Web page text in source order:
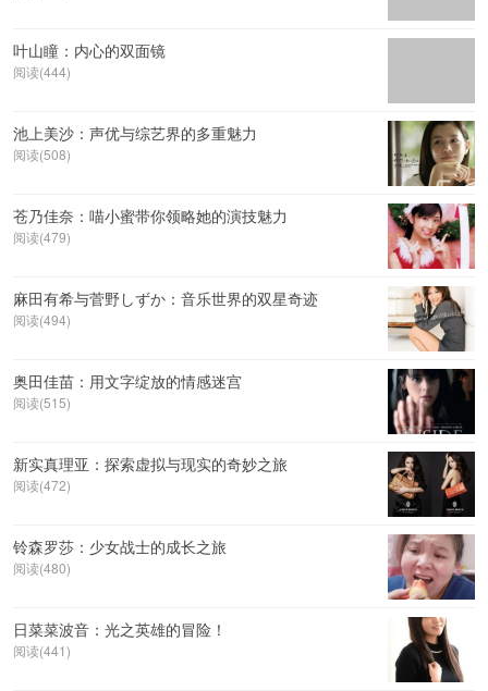
叶山瞳：内心的双面镜
阅读(444)
池上美沙：声优与综艺界的多重魅力
阅读(508)
苍乃佳奈：喵小蜜带你领略她的演技魅力
阅读(479)
麻田有希与菅野しずか：音乐世界的双星奇迹
阅读(494)
奥田佳苗：用文字绽放的情感迷宫
阅读(515)
新实真理亚：探索虚拟与现实的奇妙之旅
阅读(472)
铃森罗莎：少女战士的成长之旅
阅读(480)
日菜菜波音：光之英雄的冒险！
阅读(441)